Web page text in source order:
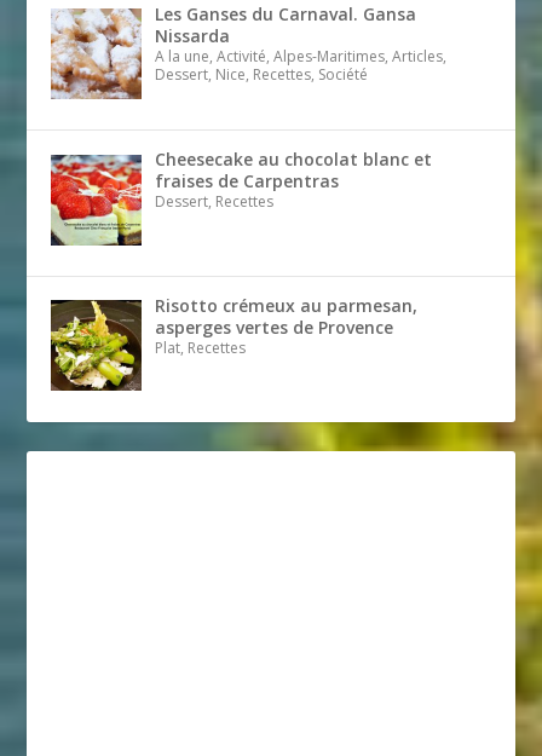
Les Ganses du Carnaval. Gansa
Nissarda
A la une, Activité, Alpes-Maritimes, Articles,
Dessert, Nice, Recettes, Société
Cheesecake au chocolat blanc et
fraises de Carpentras
Dessert, Recettes
Risotto crémeux au parmesan,
asperges vertes de Provence
Plat, Recettes